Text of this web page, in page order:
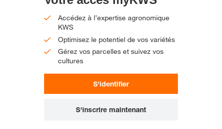
Accédez à l’expertise agronomique
KWS
Optimisez le potentiel de vos variétés
Gérez vos parcelles et suivez vos
cultures
S'identifier
S'inscrire maintenant